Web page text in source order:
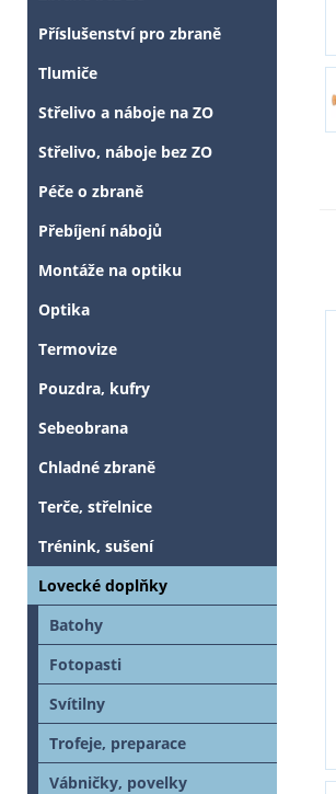
Příslušenství pro zbraně
Tlumiče
Střelivo a náboje na ZO
Střelivo, náboje bez ZO
Péče o zbraně
Přebíjení nábojů
Montáže na optiku
Optika
Termovize
Pouzdra, kufry
Sebeobrana
Chladné zbraně
Terče, střelnice
Trénink, sušení
Lovecké doplňky
Batohy
Fotopasti
Svítilny
Trofeje, preparace
Vábničky, povelky